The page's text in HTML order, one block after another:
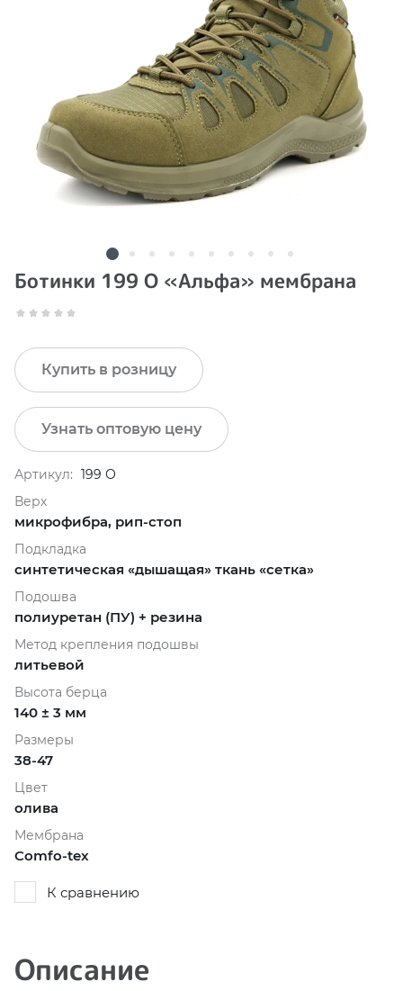
Ботинки 199 О «Альфа» мембрана
Узнать оптовую цену
Купить в розницу
Артикул: 199 О
Верх
микрофибра, рип-стоп
Подкладка
синтетическая «дышащая» ткань «сетка»
Подошва
полиуретан (ПУ) + резина
Метод крепления подошвы
литьевой
Высота берца
140 ± 3 мм
Размеры
38-47
Цвет
олива
Мембрана
Comfo-tex
К сравнению
Описание